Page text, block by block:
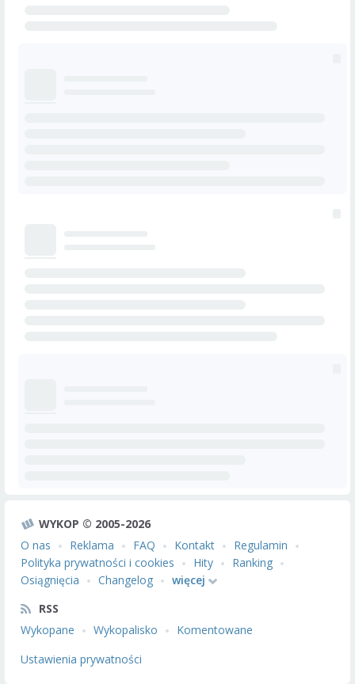
WYKOP © 2005-2026
O nas
Reklama FAQ Kontakt
Regulamin
Polityka prywatności i cookies
Hity
Ranking
Osiągnięcia
Changelog
więcej
RSS
Wykopane
Wykopalisko
Komentowane
Ustawienia prywatności